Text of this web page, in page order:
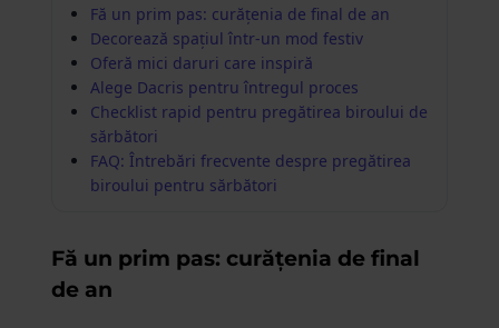
Fă un prim pas: curățenia de final de an
Decorează spațiul într-un mod festiv
Oferă mici daruri care inspiră
Alege Dacris pentru întregul proces
Checklist rapid pentru pregătirea biroului de
sărbători
FAQ: Întrebări frecvente despre pregătirea
biroului pentru sărbători
Fă un prim pas: curățenia de final
de an